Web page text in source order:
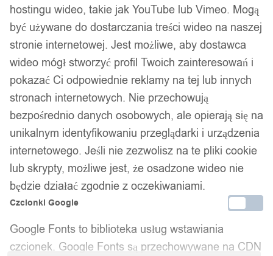
Dane firmy:
Nazwa:IT&IMPORT Kajetan Sikorski
Adres:ul. Odkryta 37/9, 03-140 Warszawa
REGON:146686599
hostingu wideo, takie jak YouTube lub Vimeo. Mogą
być używane do dostarczania treści wideo na naszej
stronie internetowej. Jest możliwe, aby dostawca
wideo mógł stworzyć profil Twoich zainteresowań i
pokazać Ci odpowiednie reklamy na tej lub innych
stronach internetowych. Nie przechowują
bezpośrednio danych osobowych, ale opierają się na
unikalnym identyfikowaniu przeglądarki i urządzenia
internetowego. Jeśli nie zezwolisz na te pliki cookie
lub skrypty, możliwe jest, że osadzone wideo nie
będzie działać zgodnie z oczekiwaniami.
Czcionki Google
Google Fonts to biblioteka usług wstawiania
czcionek. Google Fonts są przechowywane na CDN